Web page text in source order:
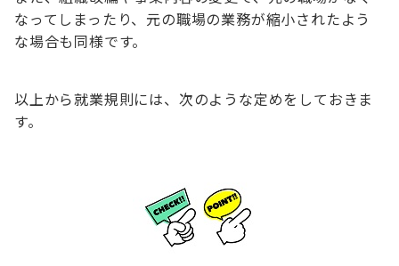
なってしまったり、元の職場の業務が縮小されたよう
な場合も同様です。
以上から就業規則には、次のような定めをしておきま
す。